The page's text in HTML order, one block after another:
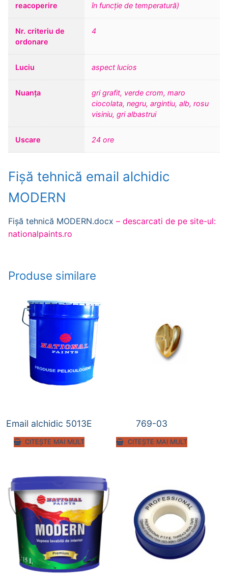
reacoperire
în funcție de temperatură)
Nr. criteriu de
ordonare
4
Luciu aspect lucios
Nuanța
gri grafit, verde crom, maro
ciocolata, negru, argintiu, alb, rosu
visiniu, gri albastrui
Uscare 24 ore
Fișă tehnică email alchidic
MODERN
Fișă tehnică MODERN.docx – descarcati de pe site-ul:
nationalpaints.ro
Produse similare
Email alchidic 5013E
CITEȘTE MAI MULT
769-03
CITEȘTE MAI MULT